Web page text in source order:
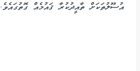
އުސޫލުތަކަށް ތާއީދުކުރާ ޤައުމެއް ގޮތުގައެވެ.